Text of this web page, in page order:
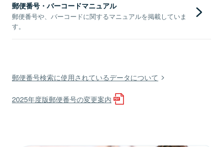
郵便番号・バーコードマニュアル
郵便番号や、バーコードに関するマニュアルを掲載していま
す。
郵便番号検索に使用されているデータについて
2025年度版郵便番号の変更案内